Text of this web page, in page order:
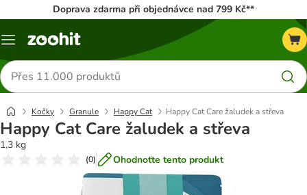
Doprava zdarma při objednávce nad 799 Kč**
Menu
Hledat
produkty
Kočky Granule Happy Cat Happy Cat Care žaludek a střeva
Happy Cat Care žaludek a střeva
1,3 kg
(0) Ohodnoťte tento produkt